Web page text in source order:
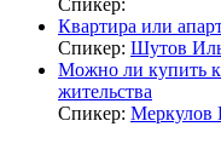
Спикер:
Квартира или
Спикер: Шутов
Можно ли купить
жительства
Спикер: Меркулов